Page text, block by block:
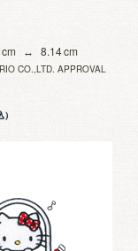
8.14
CO.,LTD. APPROVAL